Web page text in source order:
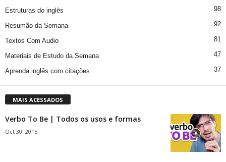
Estruturas do inglês 98
Resumão da Semana 92
Textos Com Audio 81
Materiais de Estudo da Semana 47
Aprenda inglês com citações 37
MAIS ACESSADOS
Verbo To Be | Todos os usos e formas
Oct 30, 2015